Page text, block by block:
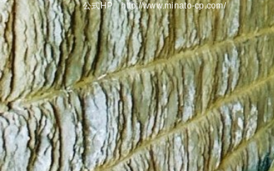
公式HP http://www.minato-cp.com/